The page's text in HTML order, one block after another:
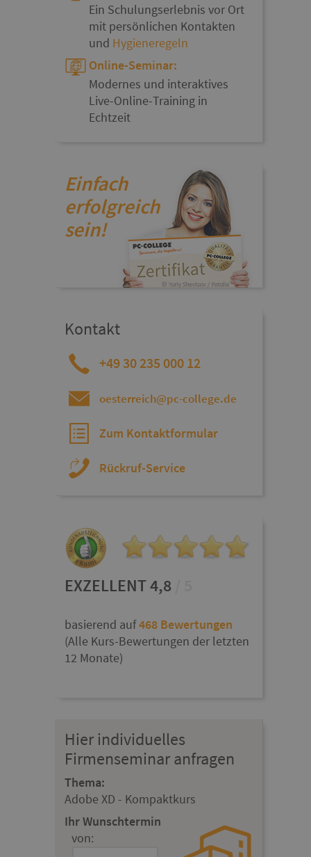
Ein Schulungserlebnis vor Ort
mit persönlichen Kontakten
und Hygieneregeln
Online-Seminar:
Modernes und interaktives
Live-Online-Training in
Echtzeit
Einfach
erfolgreich
sein!
Kontakt
+49 30 235 000 12
oesterreich@pc-college.de
Zum Kontaktformular
Rückruf-Service
EXZELLENT 4,8
basierend auf468 Bewertungen
(Alle Kurs-Bewertungen der letzten
12 Monate)
Hier individuelles
Firmenseminar anfragen
Thema:
Adobe XD - Kompaktkurs
Ihr Wunschtermin
von: